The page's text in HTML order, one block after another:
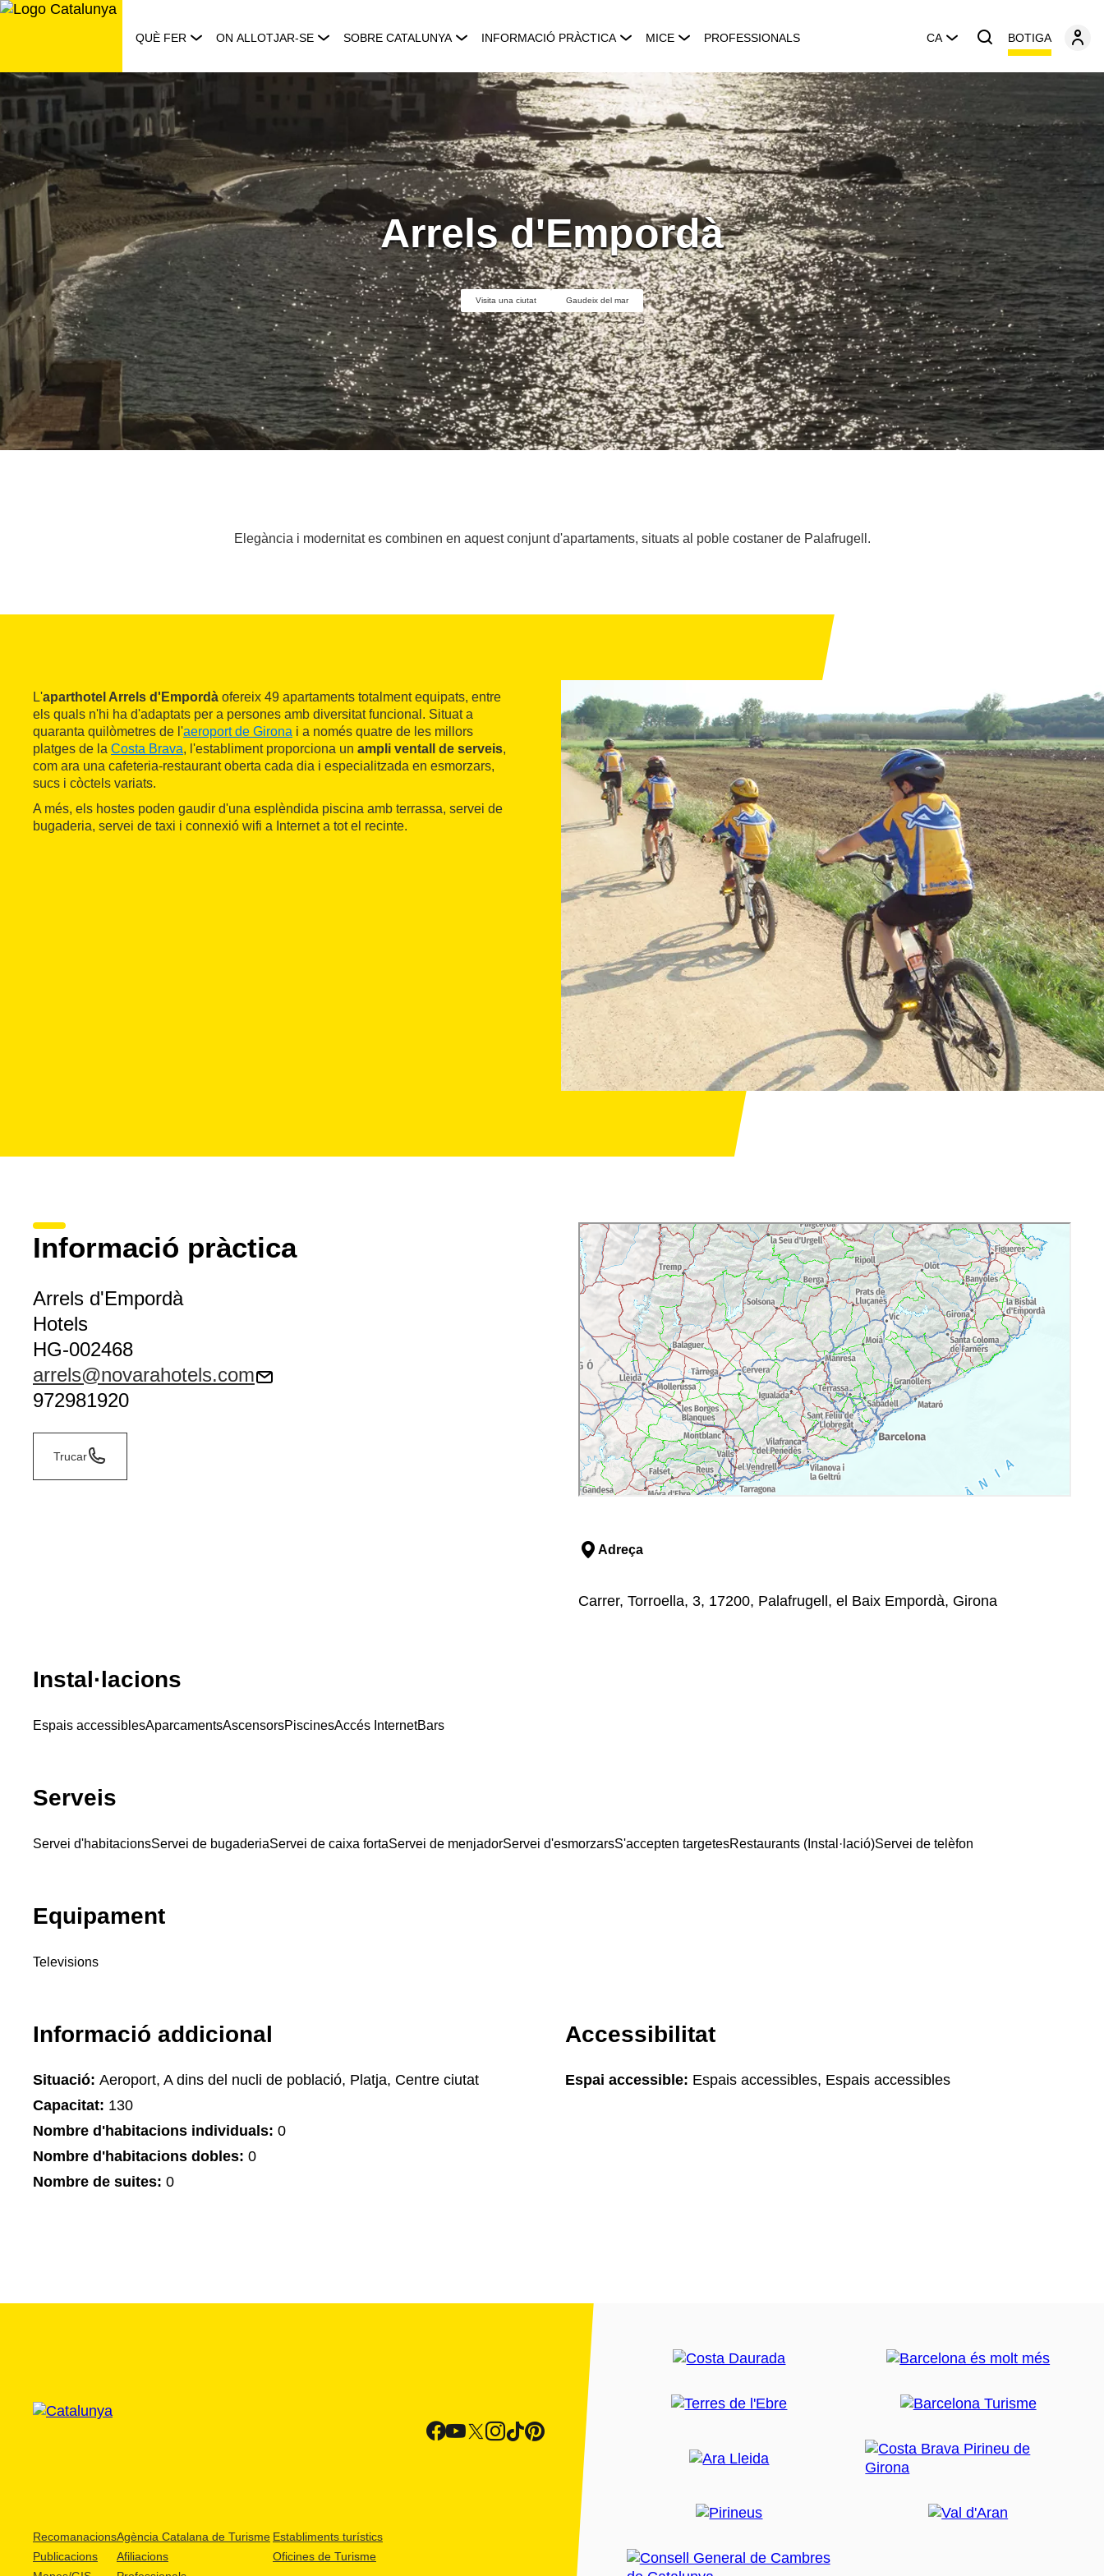
Saltar
QUÈ FER ON ALLOTJAR-SE SOBRE CATALUNYA INFORMACIÓ PRÀCTICA MICE PROFESSIONALS CA BOTIGA
Arrels d'Empordà
Visita una ciutat Gaudeix del mar
Elegància i modernitat es combinen en aquest conjunt d'apartaments, situats al poble costaner de Palafrugell.
L'aparthotel Arrels d'Empordà ofereix 49 apartaments totalment equipats, entre
els quals n'hi ha d'adaptats per a persones amb diversitat funcional. Situat a
quaranta quilòmetres de l'aeroport de Girona i a només quatre de les millors
platges de la Costa Brava, l'establiment proporciona un ampli ventall de serveis,
com ara una cafeteria-restaurant oberta cada dia i especialitzada en esmorzars,
sucs i còctels variats.
A més, els hostes poden gaudir d'una esplèndida piscina amb terrassa, servei de
bugaderia, servei de taxi i connexió wifi a Internet a tot el recinte.
Informació pràctica
Arrels d'Empordà
Hotels
HG-002468
arrels@novarahotels.com
972981920
Trucar
Adreça
Carrer, Torroella, 3, 17200, Palafrugell, el Baix Empordà, Girona
Instal·lacions
Espais accessiblesAparcamentsAscensorsPiscinesAccés InternetBars
Serveis
Servei d'habitacionsServei de bugaderiaServei de caixa fortaServei de menjadorServei d'esmorzarsS'accepten targetesRestaurants (Instal·lació)Servei de telèfon
Equipament
Televisions
Informació addicional
Situació: Aeroport, A dins del nucli de població, Platja, Centre ciutat
Capacitat: 130
Nombre d'habitacions individuals: 0
Nombre d'habitacions dobles: 0
Nombre de suites: 0
Accessibilitat
Espai accessible: Espais accessibles, Espais accessibles
Recomanacions
Publicacions
Agència Catalana de Turisme
Afiliacions
Establiments turístics
Oficines de Turisme